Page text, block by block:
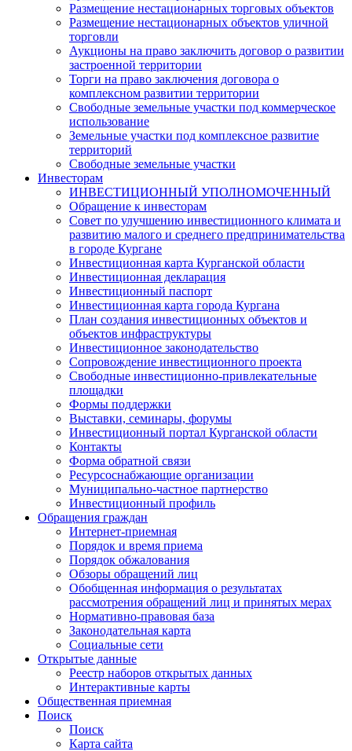
Размещение нестационарных торговых объектов
Размещение нестационарных объектов уличной
торговли
Аукционы на право заключить договор о развитии
застроенной территории
Торги на право заключения договора о
комплексном развитии территории
Свободные земельные участки под коммерческое
использование
Земельные участки под комплексное развитие
территорий
Свободные земельные участки
Инвесторам
ИНВЕСТИЦИОННЫЙ УПОЛНОМОЧЕННЫЙ
Обращение к инвесторам
Совет по улучшению инвестиционного климата и
развитию малого и среднего предпринимательства
в городе Кургане
Инвестиционная карта Курганской области
Инвестиционная декларация
Инвестиционный паспорт
Инвестиционная карта города Кургана
План создания инвестиционных объектов и
объектов инфраструктуры
Инвестиционное законодательство
Сопровождение инвестиционного проекта
Свободные инвестиционно-привлекательные
площадки
Формы поддержки
Выставки, семинары, форумы
Инвестиционный портал Курганской области
Контакты
Форма обратной связи
Ресурсоснабжающие организации
Муниципально-частное партнерство
Инвестиционный профиль
Обращения граждан
Интернет-приемная
Порядок и время приема
Порядок обжалования
Обзоры обращений лиц
Обобщенная информация о результатах
рассмотрения обращений лиц и принятых мерах
Нормативно-правовая база
Законодательная карта
Социальные сети
Открытые данные
Реестр наборов открытых данных
Интерактивные карты
Общественная приемная
Поиск
Поиск
Карта сайта